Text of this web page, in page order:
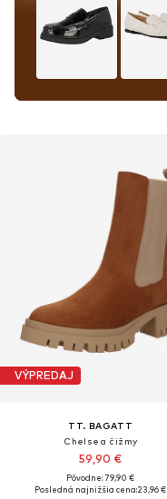
VÝPREDAJ
TT. BAGATT
Chelsea čižmy
59,90 €
Pôvodne: 79,90 €
Posledná najnižšia cena:23,96 €